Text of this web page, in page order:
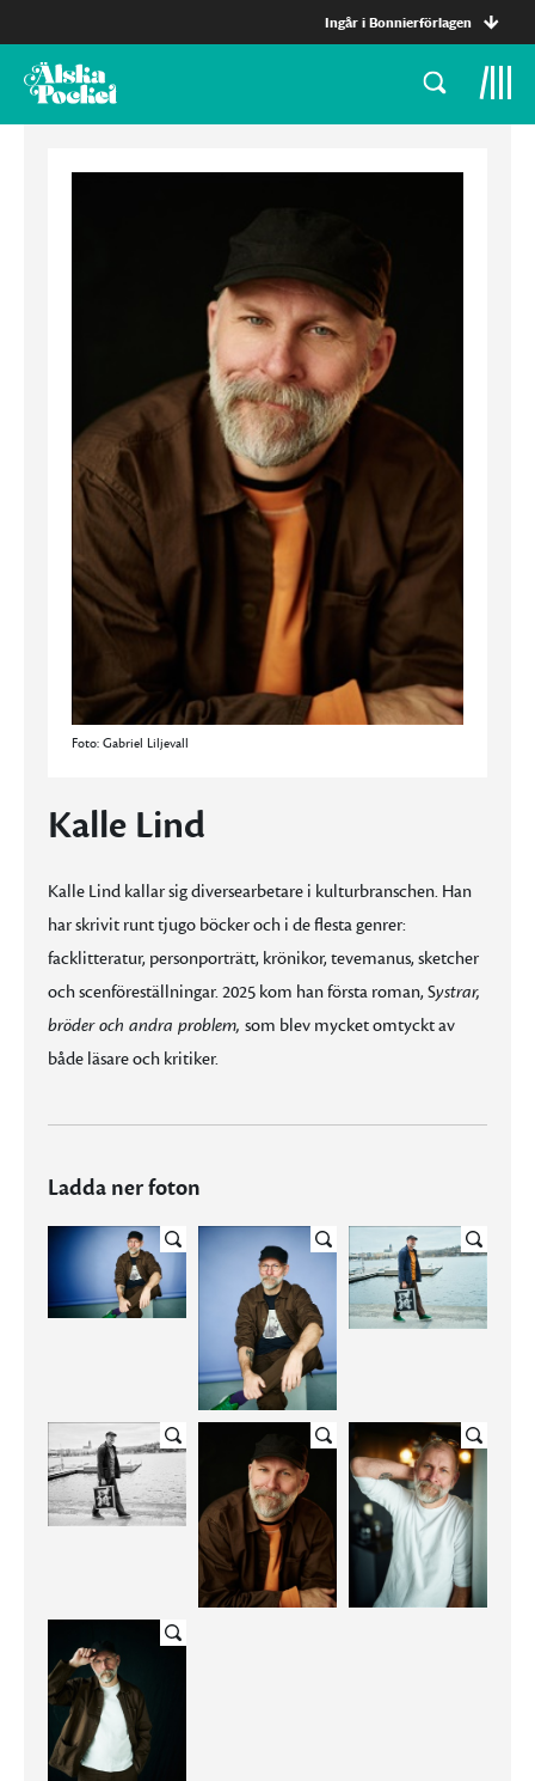
Ingår i Bonnierförlagen
Foto: Gabriel Liljevall
Kalle Lind
Kalle Lind kallar sig diversearbetare i kulturbranschen. Han
har skrivit runt tjugo böcker och i de flesta genrer:
facklitteratur, personporträtt, krönikor, tevemanus, sketcher
och scenföreställningar. 2025 kom han första roman, Systrar,
bröder och andra problem, som blev mycket omtyckt av
både läsare och kritiker.
Ladda ner foton